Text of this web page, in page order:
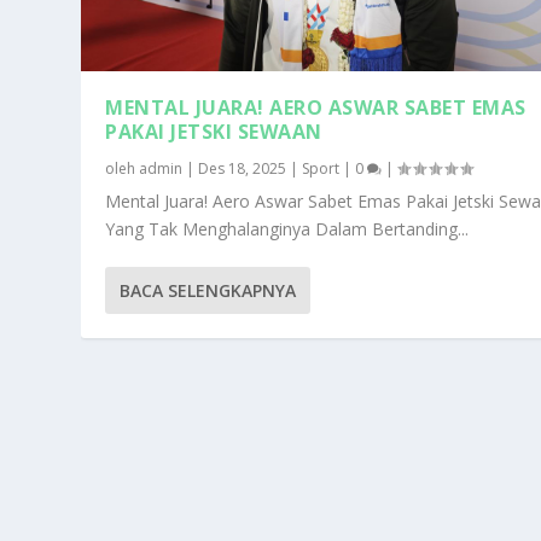
MENTAL JUARA! AERO ASWAR SABET EMAS
PAKAI JETSKI SEWAAN
oleh admin | Des 18, 2025 | Sport | 0 |
Mental Juara! Aero Aswar Sabet Emas Pakai Jetski
Yang Tak Menghalanginya Dalam Bertanding...
BACA SELENGKAPNYA